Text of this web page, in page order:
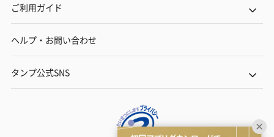
ご利用ガイド
ヘルプ・お問い合わせ
タンプ公式SNS